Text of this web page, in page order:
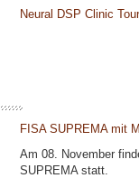
Neural DSP Clinic
FISA SUPREMA mit
Am 08. November
SUPREMA statt.